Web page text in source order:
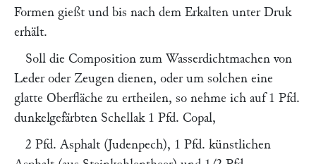
Formen gießt und bis nach dem Erkalten unter Druk
erhält.
Soll die Composition zum Wasserdichtmachen von
Leder oder Zeugen dienen, oder um solchen eine
glatte Oberfläche zu ertheilen, so nehme ich auf 1 Pfd.
dunkelgefärbten Schellak 1 Pfd. Copal,
2 Pfd. Asphalt (Judenpech), 1 Pfd. künstlichen